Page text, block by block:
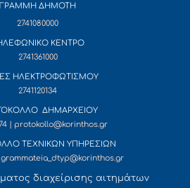
ΓΡΑΜΜΗ ΔΗΜΟΤΗ
2741080000
ΚΕΝΤΡΟ
2741361000
ΗΛΕΚΤΡΟΦΩΤΙΣΜΟΥ
2741120134
ΔΗΜΑΡΧΕΙΟΥ
| protokollo@korinthos.gr
ΤΕΧΝΙΚΩΝ ΥΠΗΡΕΣΙΩΝ
grammateia_dtyp@korinthos.gr
διαχείρισης αιτημάτων